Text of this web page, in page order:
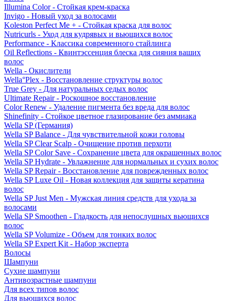
Illumina Color - Стойкая крем-краска
Invigo - Новый уход за волосами
Koleston Perfect Me + - Стойкая краска для волос
Nutricurls - Уход для кудрявых и вьющихся волос
Performance - Классика современного стайлинга
Oil Reflections - Квинтэссенция блеска для сияния ваших
волос
Wella - Окислители
Wella°Plex - Восстановление структуры волос
True Grey - Для натуральных седых волос
Ultimate Repair - Роскошное восстановление
Color Renew - Удаление пигмента без вреда для волос
Shinefinity - Стойкое цветное глазирование без аммиака
Wella SP (Германия)
Wella SP Balance - Для чувствительной кожи головы
Wella SP Clear Scalp - Очищение против перхоти
Wella SP Color Save - Сохранение цвета для окрашенных волос
Wella SP Hydrate - Увлажнение для нормальных и сухих волос
Wella SP Repair - Восстановление для поврежденных волос
Wella SP Luxe Oil - Новая коллекция для защиты кератина
волос
Wella SP Just Men - Мужская линия средств для ухода за
волосами
Wella SP Smoothen - Гладкость для непослушных вьющихся
волос
Wella SP Volumize - Объем для тонких волос
Wella SP Expert Kit - Набор эксперта
Волосы
Шампуни
Сухие шампуни
Антивозрастные шампуни
Для всех типов волос
Для вьющихся волос